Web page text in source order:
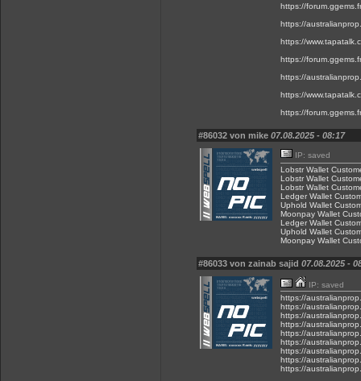
https://
https://
https://
https://
https://
https://
https://
#86032 von mike 07.08.2025 - 08:17
IP: saved
Lobstr Wallet
Lobstr Wallet
Lobstr Wallet
Ledger Wallet
Uphold Wallet
Moonpay Wallet
Ledger Wallet
Uphold Wallet
Moonpay Wallet
#86033 von zainab sajid 07.08.2025 -
IP: saved
https://
https://
https://
https://
https://
https://
https://
https://
https://